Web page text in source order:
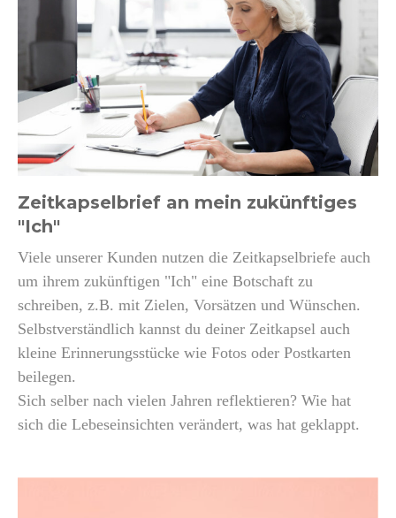
Zeitkapselbrief an mein zukünftiges
"Ich"
Viele unserer Kunden nutzen die Zeitkapselbriefe auch
um ihrem zukünftigen "Ich" eine Botschaft zu
schreiben, z.B. mit Zielen, Vorsätzen und Wünschen.
Selbstverständlich kannst du deiner Zeitkapsel auch
kleine Erinnerungsstücke wie Fotos oder Postkarten
beilegen.
Sich selber nach vielen Jahren reflektieren? Wie hat
sich die Lebeseinsichten verändert, was hat geklappt.